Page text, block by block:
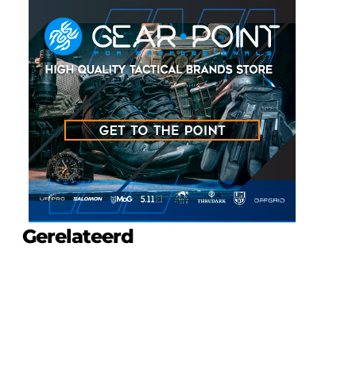
Gerelateerd